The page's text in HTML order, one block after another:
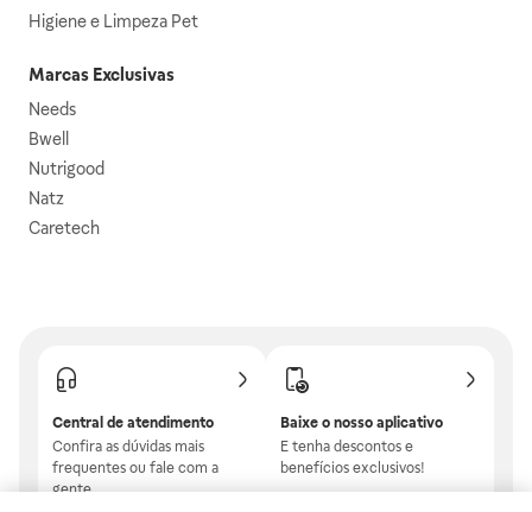
Higiene e Limpeza Pet
Marcas Exclusivas
Needs
Bwell
Nutrigood
Natz
Caretech
Central de atendimento
Confira as dúvidas mais
frequentes ou fale com a
gente.
Baixe o nosso aplicativo
E tenha descontos e
benefícios exclusivos!